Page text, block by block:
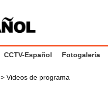
CCTV-Español Fotogalería
> Videos de programa